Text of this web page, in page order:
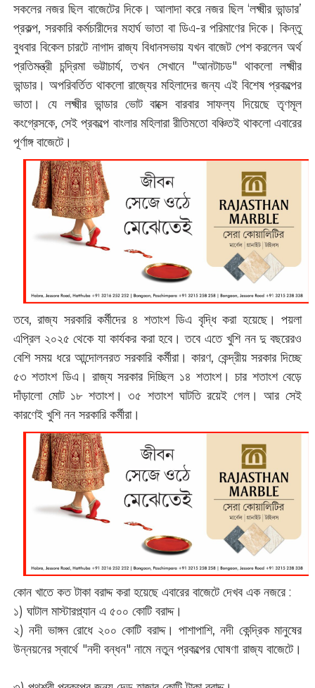
সকলের নজর ছিল বাজেটের দিকে। আলাদা করে নজর ছিল ‘লক্ষ্মীর ভান্ডার’
প্রকল্প, সরকারি কর্মচারীদের মহার্ঘ ভাতা বা ডিএ-র পরিমাণের দিকে। কিন্তু
বুধবার বিকেল চারটে নাগাদ রাজ্য বিধানসভায় যখন বাজেট পেশ করলেন অর্থ
প্রতিমন্ত্রী চন্দ্রিমা ভট্টাচার্য, তখন সেখানে "আনটাচড" থাকলো লক্ষ্মীর
ভান্ডার। অপরিবর্তিত থাকলো রাজ্যের মহিলাদের জন্য এই বিশেষ প্রকল্পের
ভাতা। যে লক্ষ্মীর ভান্ডার ভোট বাক্সে বারবার সাফল্য দিয়েছে তৃণমূল
কংগ্রেসকে, সেই প্রকল্পে বাংলার মহিলারা রীতিমতো বঞ্চিতই থাকলো এবারের
পূর্ণাঙ্গ বাজেটে।
তবে, রাজ্য সরকারি কর্মীদের ৪ শতাংশ ডিএ বৃদ্ধি করা হয়েছে। পয়লা
এপ্রিল ২০২৫ থেকে যা কার্যকর করা হবে। তবে এতে খুশি নন দু বছরেরও
বেশি সময় ধরে আন্দোলনরত সরকারি কর্মীরা। কারণ, কেন্দ্রীয় সরকার দিচ্ছে
৫৩ শতাংশ ডিএ। রাজ্য সরকার দিচ্ছিল ১৪ শতাংশ। চার শতাংশ বেড়ে
দাঁড়ালো মোট ১৮ শতাংশ। ৩৫ শতাংশ ঘাটতি রয়েই গেল। আর সেই
কারণেই খুশি নন সরকারি কর্মীরা।
কোন খাতে কত টাকা বরাদ্দ করা হয়েছে এবারের বাজেটে দেখব এক নজরে :
১) ঘাটাল মাস্টারপ্ল্যান এ ৫০০ কোটি বরাদ্দ।
২) নদী ভাঙ্গন রোধে ২০০ কোটি বরাদ্দ। পাশাপাশি, নদী কেন্দ্রিক মানুষের
উন্নয়নের স্বার্থে "নদী বন্ধন" নামে নতুন প্রকল্পের ঘোষণা রাজ্য বাজেটে।